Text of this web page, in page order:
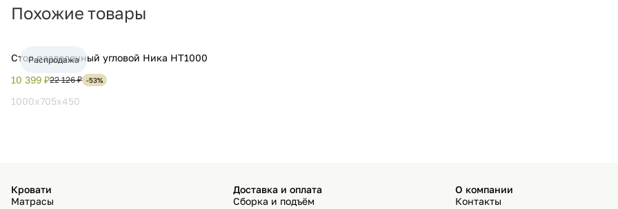
Похожие товары
Стол разделочный угловой Ника НТ1000
10 399 ₽22 126 ₽ -53%
Распродажа
1000x705x450
Кровати
Матрасы
Доставка и оплата
Сборка и подъём
О компании
Контакты